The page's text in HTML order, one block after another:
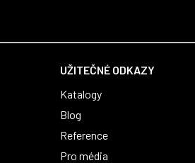
UŽITEČNÉ ODKAZY
Katalogy
Blog
Reference
Pro média